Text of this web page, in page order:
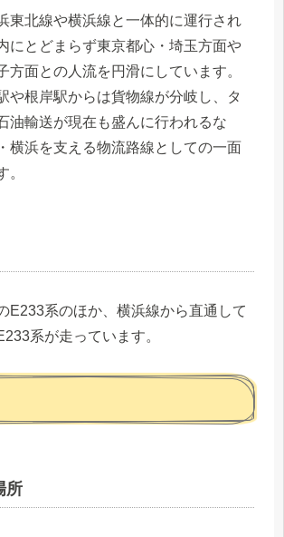
東北線や横浜線と一体的に運行され
にとどまらず東京都心・埼玉方面や
方面との人流を円滑にしています。
や根岸駅からは貨物線が分岐し、タ
油輸送が現在も盛んに行われるな
横浜を支える物流路線としての一面
。
E233系のほか、横浜線から直通して
系が走っています。
所